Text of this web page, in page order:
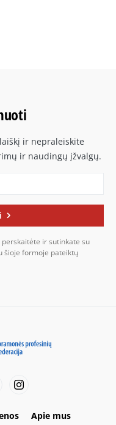
ir nepraleiskite
ir naudingų įžvalgų.
ir sutinkate su
šioje formoje pateiktų
Apie mus